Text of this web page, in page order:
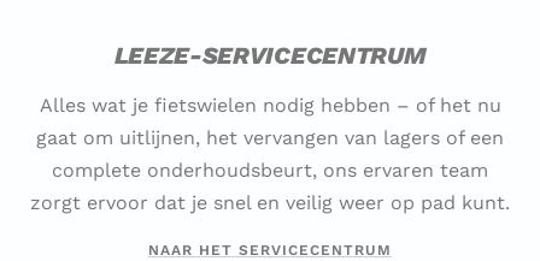
LEEZE-SERVICECENTRUM
Alles wat je fietswielen nodig hebben – of het nu
gaat om uitlijnen, het vervangen van lagers of een
complete onderhoudsbeurt, ons ervaren team
zorgt ervoor dat je snel en veilig weer op pad kunt.
NAAR HET SERVICECENTRUM